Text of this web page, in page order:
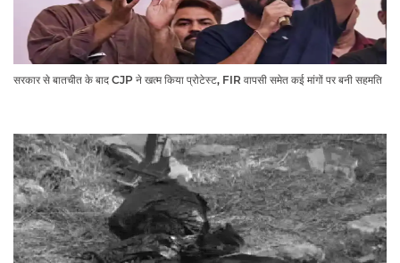
सरकार से बातचीत के बाद CJP ने खत्म किया प्रोटेस्ट, FIR वापसी समेत कई मांगों पर बनी सहमति